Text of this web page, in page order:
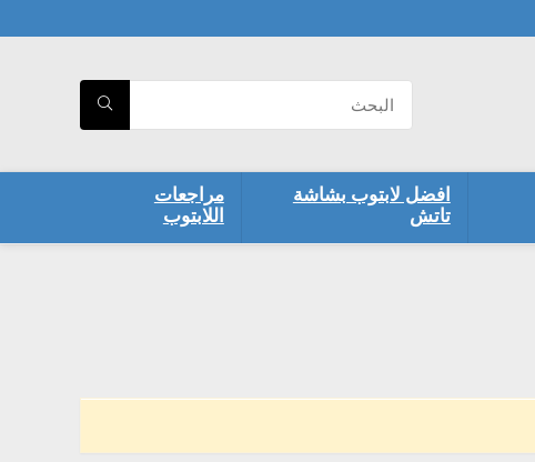
افضل لابتوب بشاشة
تاتش
مراجعات
اللابتوب